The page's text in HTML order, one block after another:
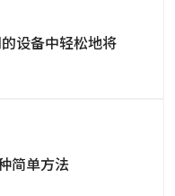
设备中轻松地将
简单方法